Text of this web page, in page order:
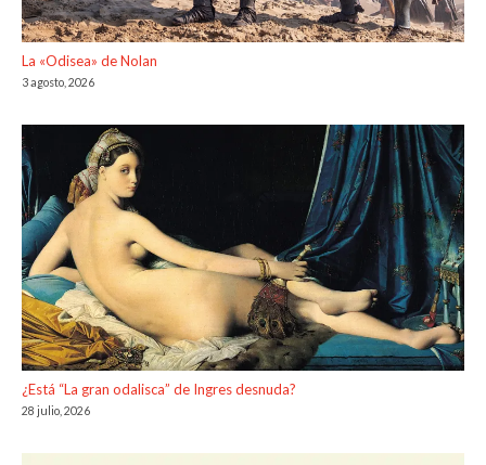
La «Odisea» de Nolan
3 agosto, 2026
¿Está “La gran odalisca” de Ingres desnuda?
28 julio, 2026